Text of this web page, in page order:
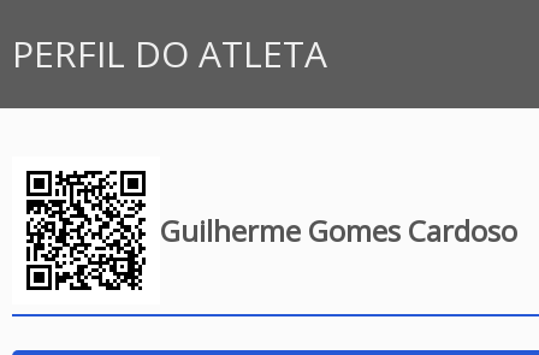
PERFIL DO ATLETA
Guilherme Gomes Cardoso